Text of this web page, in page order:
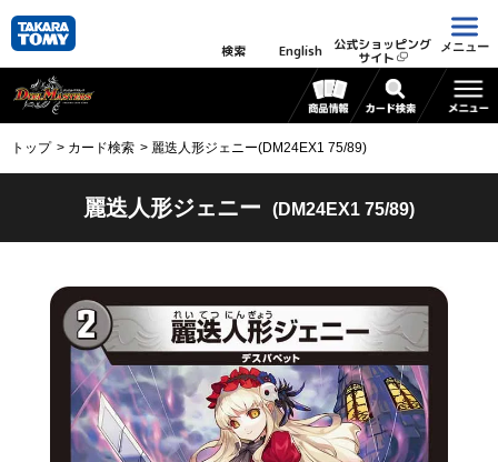
検索 English 公式ショッピング
サイト
メニュー
トップ カード検索 麗迭人形ジェニー(DM24EX1 75/89)
麗迭人形ジェニー (DM24EX1 75/89)